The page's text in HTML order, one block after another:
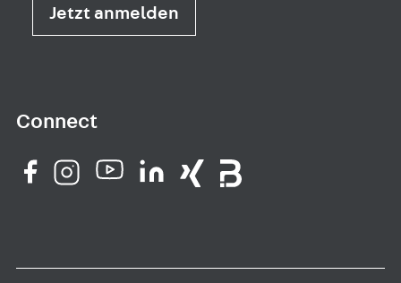
Jetzt anmelden
Connect